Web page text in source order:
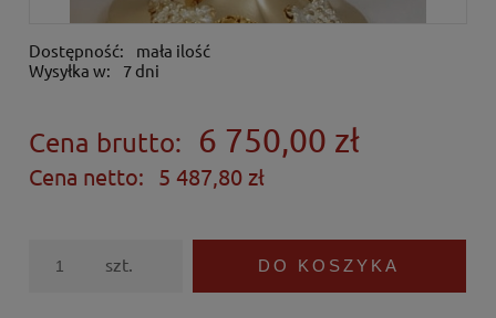
Dostępność:
mała ilość
Wysyłka w:
7 dni
Cena brutto: 6 750,00 zł
Cena netto: 5 487,80 zł
szt. DO KOSZYKA